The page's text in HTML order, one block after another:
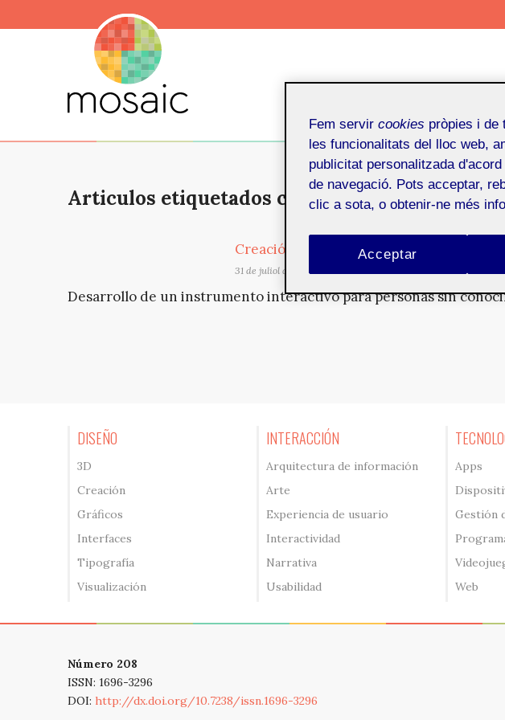
Articulos etiquetados con: Kinect
Creación de un instrumento musical
31 de juliol de 2019
Desarrollo de un instrumento interactivo para personas sin
DISEÑO
3D
Creación
Gráficos
Interfaces
Tipografía
Visualización
INTERACCIÓN
Arquitectura de información
Arte
Experiencia de usuario
Interactividad
Narrativa
Usabilidad
Apps
Gestión
Web
Número 208
ISSN: 1696-3296
DOI: http://dx.doi.org/10.7238/issn.1696-3296
Fem servir cookies pròpies i de
les funcionalitats del lloc web,
publicitat personalitzada
de navegació. Pots acceptar,
clic a sota, o obtenir-ne més
Acceptar